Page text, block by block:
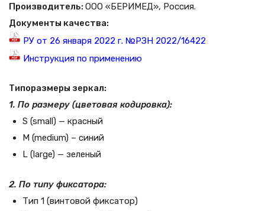
Производитель: ООО «БЕРИМЕД», Россия.
Документы качества:
РУ от 26 января 2022 г. №РЗН 2022/16422
Инструкция по применению
Типоразмеры зеркал:
1. По размеру (цветовая кодировка):
S (small) — красный
M (medium) – синий
L (large) — зеленый
2. По типу фиксатора:
Тип 1 (винтовой фиксатор)